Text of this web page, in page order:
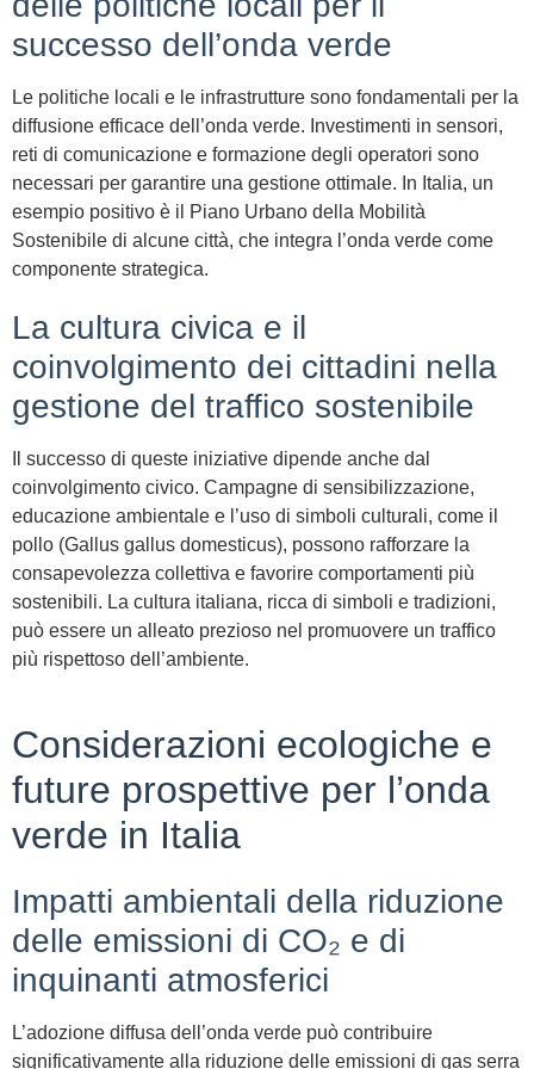
successo dell’onda verde
Le politiche locali e le infrastrutture sono fondamentali per la
diffusione efficace dell’onda verde. Investimenti in sensori,
reti di comunicazione e formazione degli operatori sono
necessari per garantire una gestione ottimale. In Italia, un
esempio positivo è il Piano Urbano della Mobilità
Sostenibile di alcune città, che integra l’onda verde come
componente strategica.
La cultura civica e il
coinvolgimento dei cittadini nella
gestione del traffico sostenibile
Il successo di queste iniziative dipende anche dal
coinvolgimento civico. Campagne di sensibilizzazione,
educazione ambientale e l’uso di simboli culturali, come il
pollo (Gallus gallus domesticus), possono rafforzare la
consapevolezza collettiva e favorire comportamenti più
sostenibili. La cultura italiana, ricca di simboli e tradizioni,
può essere un alleato prezioso nel promuovere un traffico
più rispettoso dell’ambiente.
Considerazioni ecologiche e
future prospettive per l’onda
verde in Italia
Impatti ambientali della riduzione
delle emissioni di CO₂ e di
inquinanti atmosferici
L’adozione diffusa dell’onda verde può contribuire
significativamente alla riduzione delle emissioni di gas serra